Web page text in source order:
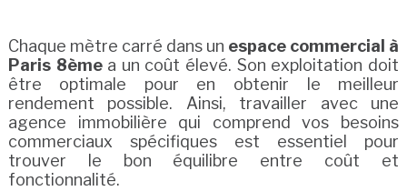
Chaque mètre carré dans un espace commercial à
Paris 8èmea un coût élevé. Son exploitation doit
être optimale pour en obtenir le meilleur
rendement possible. Ainsi, travailler avec une
agence immobilière qui comprend vos besoins
commerciaux spécifiques est essentiel pour
trouver le bon équilibre entre coût et
fonctionnalité.